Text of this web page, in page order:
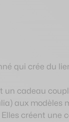
qui crée du
un cadeau
aux
créent